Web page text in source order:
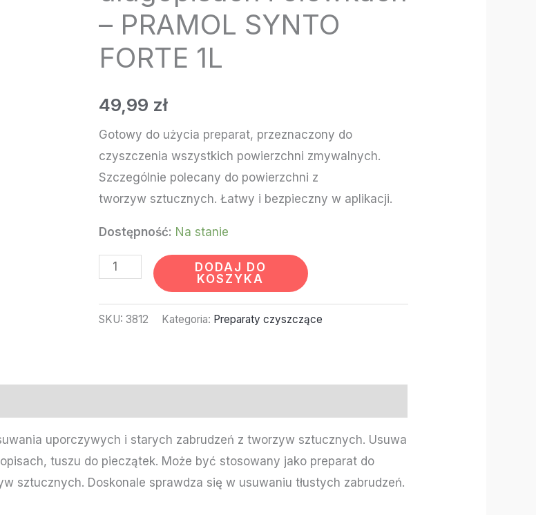
– PRAMOL SYNTO
FORTE 1L
49,99 zł
Gotowy do użycia preparat, przeznaczony do
czyszczenia wszystkich powierzchni zmywalnych.
Szczególnie polecany do powierzchni z
tworzyw sztucznych. Łatwy i bezpieczny w aplikacji.
Dostępność: Na stanie
markerach,
długopisach
PRAMOL
SYNTO
FORTE
1L
DODAJ DO
KOSZYKA
SKU: 3812 Kategoria: Preparaty czyszczące
uporczywych i starych zabrudzeń z tworzyw sztucznych. Usuwa
tuszu do pieczątek. Może być stosowany jako preparat do
sztucznych. Doskonale sprawdza się w usuwaniu tłustych zabrudzeń.